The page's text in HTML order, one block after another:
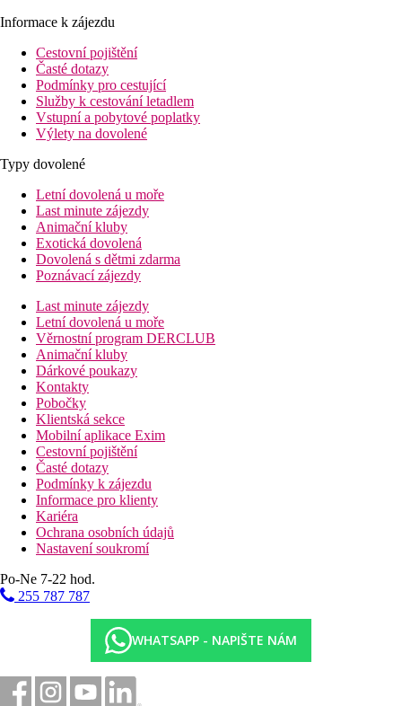
Informace k zájezdu
Cestovní pojištění
Časté dotazy
Podmínky pro cestující
Služby k cestování letadlem
Vstupní a pobytové poplatky
Výlety na dovolené
Typy dovolené
Letní dovolená u moře
Last minute zájezdy
Animační kluby
Exotická dovolená
Dovolená s dětmi zdarma
Poznávací zájezdy
Last minute zájezdy
Letní dovolená u moře
Věrnostní program DERCLUB
Animační kluby
Dárkové poukazy
Kontakty
Pobočky
Klientská sekce
Mobilní aplikace Exim
Cestovní pojištění
Časté dotazy
Podmínky k zájezdu
Informace pro klienty
Kariéra
Ochrana osobních údajů
Nastavení soukromí
Po-Ne 7-22 hod.
255 787 787
WHATSAPP - NAPIŠTE NÁM